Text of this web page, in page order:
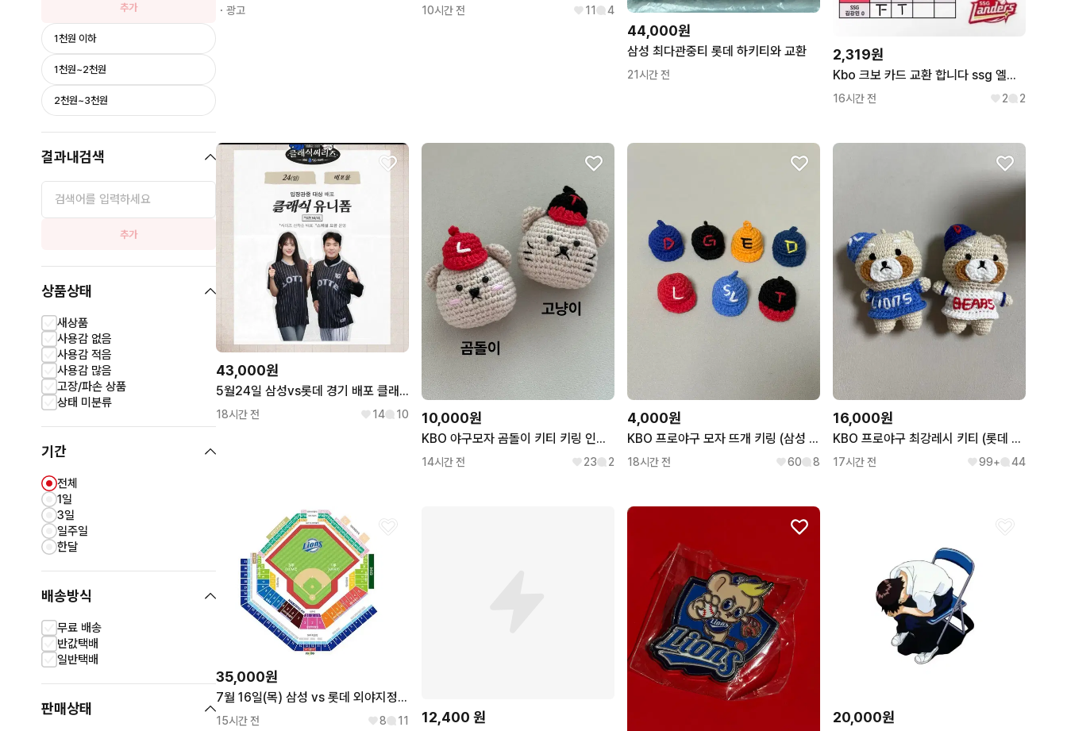
추가
1천원 이하
1천원~2천원
2천원~3천원
결과내검색
추가
상품상태
새상품
사용감 없음
사용감 적음
사용감 많음
고장/파손 상품
상태 미분류
기간
전체
1일
3일
일주일
한달
배송방식
무료 배송
반값택배
일반택배
판매상태
・광고 10시간 전 11 4
44,000원
삼성 최다관중티 롯데 하키티와 교환
21시간 전
2,319원
Kbo 크보 카드 교환 합니다 ssg 엘지 한화 롯데 엔씨 크트 삼성 키움 두산 기아
16시간 전 2 2
43,000원
5월24일 삼성vs롯데 경기 배포 클래식 유니폼 판매
18시간 전 14 10 10,000원
KBO 야구모자 곰돌이 키티 키링 인형 (랜더스 한화 삼성 기아 롯데
14시간 전 23 2
4,000원
KBO 프로야구 모자 뜨개 키링 (삼성 엘지 한화 NC KT 롯데 키움
18시간 전 60 8
16,000원
KBO 프로야구 최강레시 키티 (롯데 엘지 한화 삼성 기아 nc 유니폼
17시간 전 99+ 44
35,000원
7월 16일(목) 삼성 vs 롯데 외야지정석 RF-5 RF-7구역 6연석
15시간 전 8 11 12,400 원 20,000원